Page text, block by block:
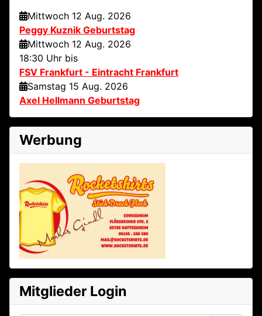
Mittwoch 12 Aug. 2026
Peggy Kuznik Geburtstag
Mittwoch 12 Aug. 2026
18:30 Uhr bis
FSV Frankfurt - Eintracht Frankfurt
Samstag 15 Aug. 2026
Axel Hellmann Geburtstag
Werbung
Mitglieder Login